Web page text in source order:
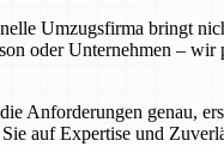
Umzugsfirma bringt
oder Unternehmen –
genau,
auf Expertise und